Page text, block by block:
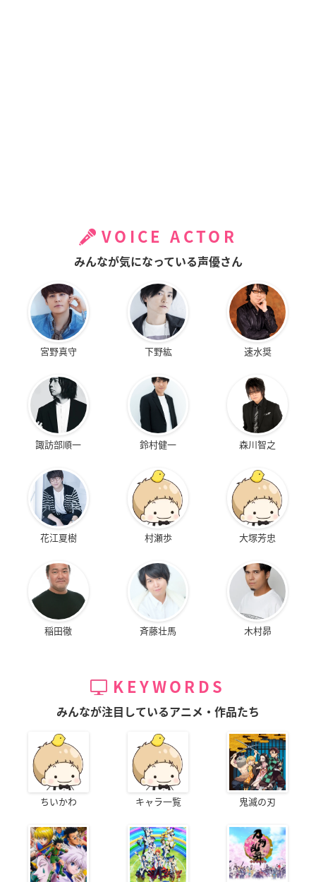
VOICE ACTOR
みんなが気になっている声優さん
宮野真守 下野紘 速水奨
諏訪部順一 鈴村健一 森川智之
花江夏樹 村瀬歩 大塚芳忠
稲田徹 斉藤壮馬 木村昴
KEYWORDS
みんなが注目しているアニメ・作品たち
ちいかわ キャラ一覧 鬼滅の刃